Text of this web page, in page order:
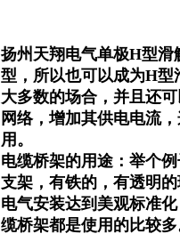
扬州天翔电气单极H型
型，所以也可以成为H
大多数的场合，并且还
网络，增加其供电电流
用。
电缆桥架的用途：举个
支架，有铁的，有透明
电气安装达到美观标准
缆桥架都是使用的比较